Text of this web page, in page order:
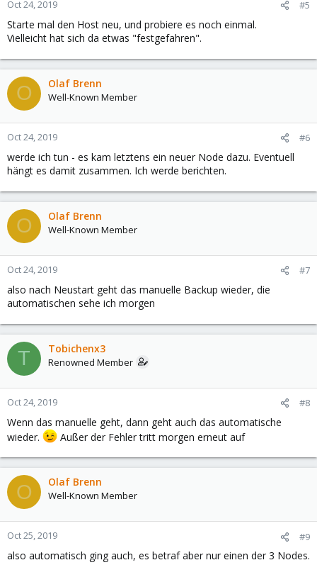
Oct 24, 2019 #5
Starte mal den Host neu, und probiere es noch einmal.
Vielleicht hat sich da etwas "festgefahren".
O Olaf Brenn
Well-Known Member
Oct 24, 2019 #6
werde ich tun - es kam letztens ein neuer Node dazu. Eventuell
hängt es damit zusammen. Ich werde berichten.
O Olaf Brenn
Well-Known Member
Oct 24, 2019 #7
also nach Neustart geht das manuelle Backup wieder, die
automatischen sehe ich morgen
T Tobichenx3
Renowned Member
Oct 24, 2019 #8
Wenn das manuelle geht, dann geht auch das automatische
wieder.
Außer der Fehler tritt morgen erneut auf
O Olaf Brenn
Well-Known Member
Oct 25, 2019 #9
also automatisch ging auch, es betraf aber nur einen der 3 Nodes.